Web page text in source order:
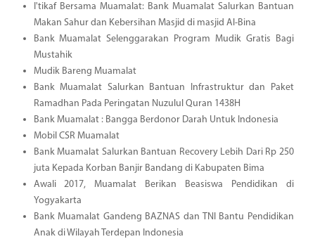
I'tikaf Bersama Muamalat: Bank Muamalat Salurkan Bantuan
Makan Sahur dan Kebersihan Masjid di masjid Al-Bina
Bank Muamalat Selenggarakan Program Mudik Gratis Bagi
Mustahik
Mudik Bareng Muamalat
Bank Muamalat Salurkan Bantuan Infrastruktur dan Paket
Ramadhan Pada Peringatan Nuzulul Quran 1438H
Bank Muamalat : Bangga Berdonor Darah Untuk Indonesia
Mobil CSR Muamalat
Bank Muamalat Salurkan Bantuan Recovery Lebih Dari Rp 250
juta Kepada Korban Banjir Bandang di Kabupaten Bima
Awali 2017, Muamalat Berikan Beasiswa Pendidikan di
Yogyakarta
Bank Muamalat Gandeng BAZNAS dan TNI Bantu Pendidikan
Anak di Wilayah Terdepan Indonesia